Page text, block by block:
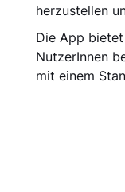
herzustellen
Die App
NutzerInnen
mit einem